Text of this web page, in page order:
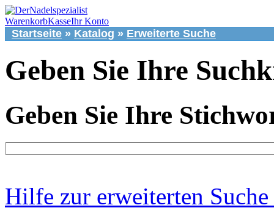
WarenkorbKasseIhr Konto
Startseite » Katalog » Erweiterte Suche
Geben Sie Ihre
Geben Sie Ihre
Hilfe zur erweiterten Suche